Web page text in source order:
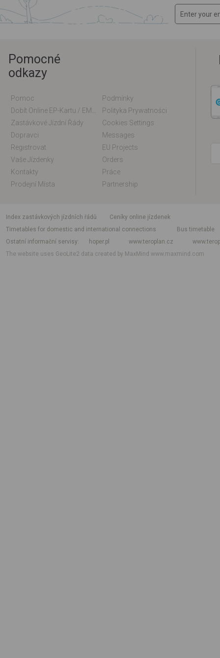
Pomocné
odkazy
Pomoc
Podmínky
Polityka Prywatności
Zastávkové Jízdní Řády
Cookies Settings
Dopravci
Messages
Registrovat
EU Projects
Vaše Jízdenky
Orders
Kontakty
Práce
Prodejní Místa
Partnership
index zastávkových jízdních řádů
Ceníky online jízdenek
Timetables for domestic and international connections
Bus timetable
Ostatní informační servisy
hoper.pl www.teroplan.cz
The website uses GeoLite2 data created by MaxMindwww.maxmind.com